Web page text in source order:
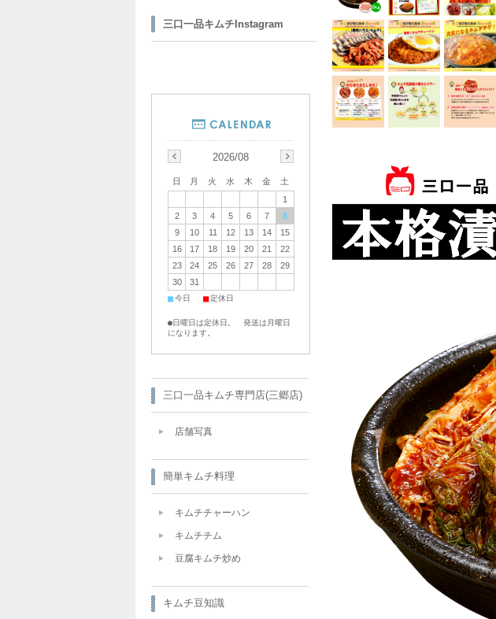
三口一品キムチInstagram
2026/08
日 月 火 水 木 金
土
1
2
3 4 5 6 7
8
9
10 11 12 13 14
15
16
17 18 19 20 21
22
23
24 25 26 27 28
29
30
31
■今日 ■定休日
●日曜日は定休日。 発送は月曜日
になります。
三口一品キムチ専門店(三郷店)
店舗写真
簡単キムチ料理
キムチチャーハン
キムチチム
豆腐キムチ炒め
キムチ豆知識